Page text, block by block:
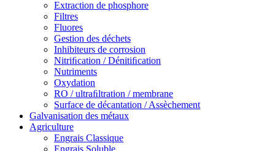
Extraction de phosphore
Filtres
Fluores
Gestion des déchets
Inhibiteurs de corrosion
Nitriﬁcation / Dénitiﬁcation
Nutriments
Oxydation
RO / ultraﬁltration / membrane
Surface de décantation / Assèchement
Galvanisation des métaux
Agriculture
Engrais Classique
Engrais Soluble